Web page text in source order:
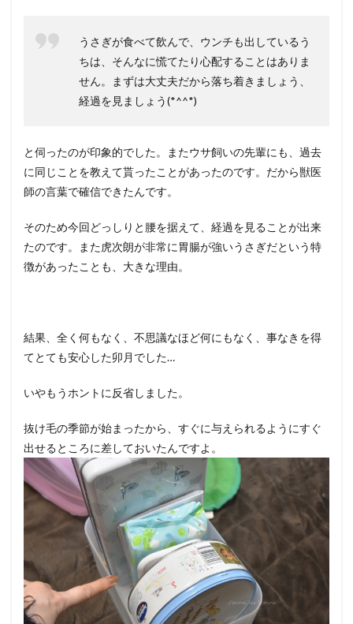
うさぎが食べて飲んで、ウンチも出しているう
ちは、そんなに慌てたり心配することはありま
せん。まずは大丈夫だから落ち着きましょう、
経過を見ましょう(*^^*)
と伺ったのが印象的でした。またウサ飼いの先輩にも、過去
に同じことを教えて貰ったことがあったのです。だから獣医
師の言葉で確信できたんです。
そのため今回どっしりと腰を据えて、経過を見ることが出来
たのです。また虎次朗が非常に胃腸が強いうさぎだという特
徴があったことも、大きな理由。
結果、全く何もなく、不思議なほど何にもなく、事なきを得
てとても安心した卯月でした…
いやもうホントに反省しました。
抜け毛の季節が始まったから、すぐに与えられるようにすぐ
出せるところに差しておいたんですよ。